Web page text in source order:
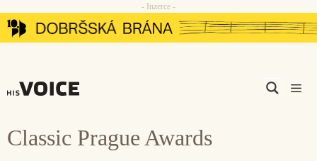
Přeskočit
na
- Inzerce -
Classic Prague Awards